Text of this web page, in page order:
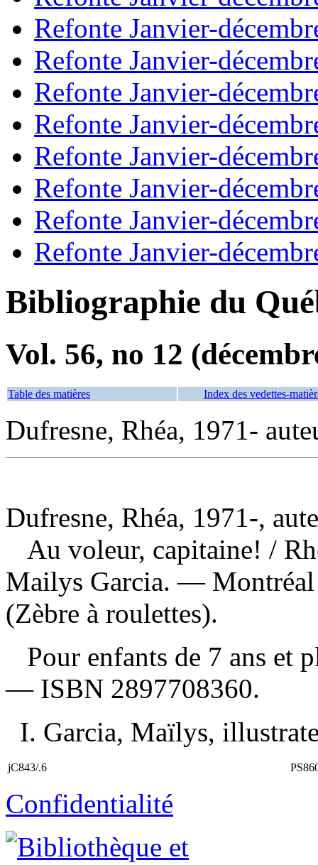
Refonte Janvier-
Refonte Janvier-
Refonte Janvier-
Refonte Janvier-
Refonte Janvier-
Refonte Janvier-
Refonte Janvier-
Refonte Janvier-
Bibliographie du
Vol. 56, no 12
Table des matières Index des vedettes-
Dufresne, Rhéa, 1971-
Dufresne, Rhéa, 1971-,
Au voleur, capitaine! /
Mailys Garcia. —
(Zèbre à roulettes).
Pour enfants de 7 ans et
— ISBN 2897708360.
I. Garcia, Maïlys,
jC843/.6
Confidentialité